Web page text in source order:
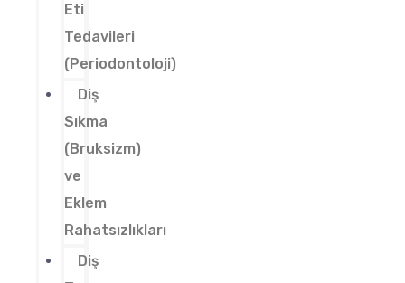
Eti
Tedavileri
(Periodontoloji)
Diş
Sıkma
(Bruksizm)
ve
Eklem
Rahatsızlıkları
Diş